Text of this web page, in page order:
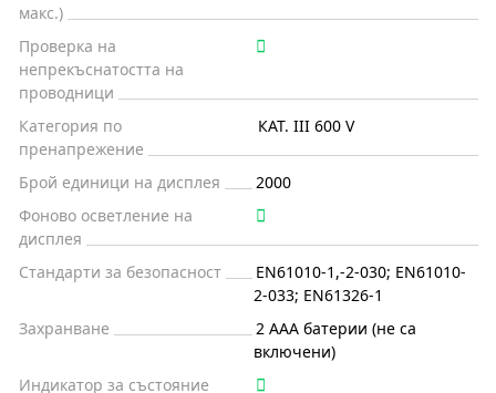
макс.)
Проверка на
непрекъснатостта на
проводници
Категория по
пренапрежение
КАТ. III 600 V
Брой единици на дисплея
2000
Фоново осветление на
дисплея
Стандарти за безопасност
EN61010-1,-2-030; EN61010-
2-033; EN61326-1
Захранване
2 AAA батерии (не са
включени)
Индикатор за състояние